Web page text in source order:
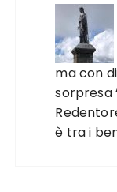
ma con
sorpresa
è tra i